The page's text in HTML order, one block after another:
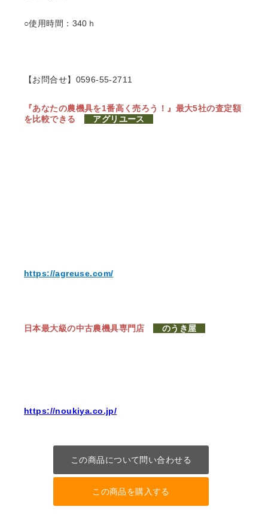
○使用時間：340ｈ
【お問合せ】0596-55-2711
『あなたの農機具を1番高く売ろう！』 最大5社の査定額
を比較できる
アグリユース
https://agreuse.com/
日本最大級の中古農機具専門店 のうき屋
https://noukiya.co.jp/
この商品について問い合わせる
この商品を購入する